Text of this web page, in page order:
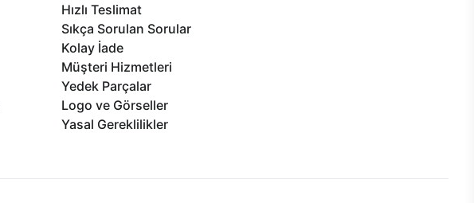
Hızlı Teslimat
Sıkça Sorulan Sorular
Kolay İade
Müşteri Hizmetleri
Yedek Parçalar
Logo ve Görseller
Yasal Gereklilikler